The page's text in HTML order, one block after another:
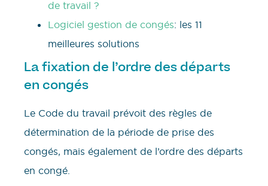
de travail ?
Logiciel gestion de congés: les 11
meilleures solutions
La fixation de l’ordre des départs
en congés
Le Code du travail prévoit des règles de
détermination de la période de prise des
congés, mais également de l’ordre des départs
en congé.